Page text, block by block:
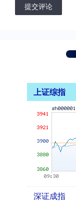
提交评论
上证综指
深证成指